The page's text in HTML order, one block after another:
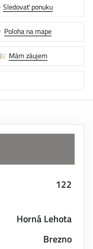
Sledovať ponuku
Poloha na mape
Mám záujem
122
Horná Lehota
Brezno